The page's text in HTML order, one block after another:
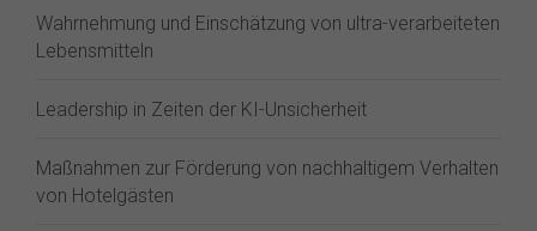
Wahrnehmung und Einschätzung von ultra-verarbeiteten
Lebensmitteln
Leadership in Zeiten der KI-Unsicherheit
Maßnahmen zur Förderung von nachhaltigem Verhalten
von Hotelgästen